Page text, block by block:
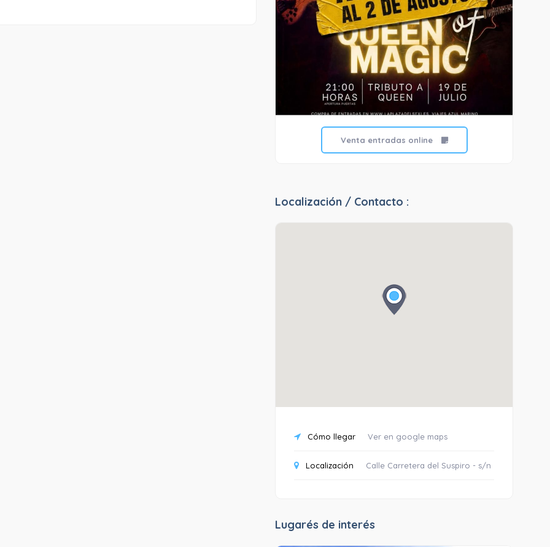
Venta entradas online
Localización / Contacto :
Cómo llegar Ver en google maps
Localización Calle Carretera del Suspiro - s/n
Lugarés de interés